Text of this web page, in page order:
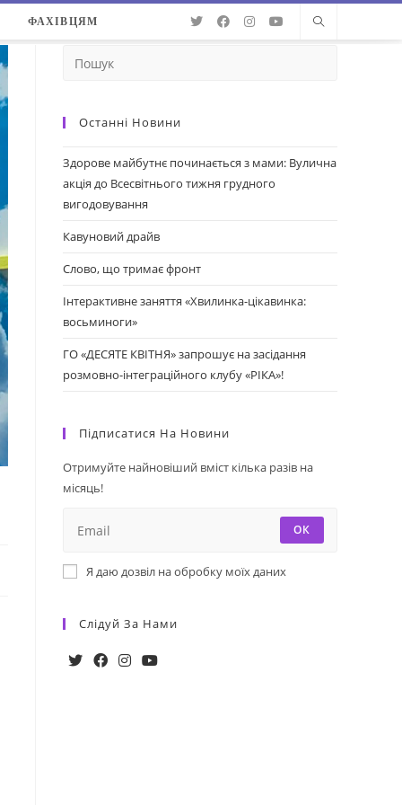
ФАХІВЦЯМ
Останні Новини
Здорове майбутнє починається з мами: Вулична
акція до Всесвітнього тижня грудного
вигодовування
Кавуновий драйв
Слово, що тримає фронт
Інтерактивне заняття «Хвилинка-цікавинка:
восьминоги»
ГО «ДЕСЯТЕ КВІТНЯ» запрошує на засідання
розмовно-інтеграційного клубу «РІКА»!
Підписатися На Новини
Отримуйте найновіший вміст кілька разів на
місяць!
ОК
Я даю дозвіл на обробку моїх даних
Слідуй За Нами